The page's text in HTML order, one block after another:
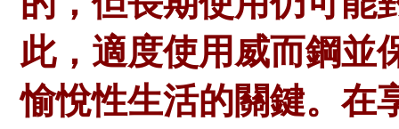
此，適度使用威而鋼並
愉悅性生活的關鍵。在